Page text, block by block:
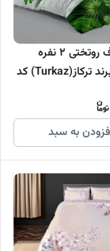
سرویس لحاف روتختی 2 نفره
چاپی تنسل برند ترکاز(Turkaz) کد
به سبد